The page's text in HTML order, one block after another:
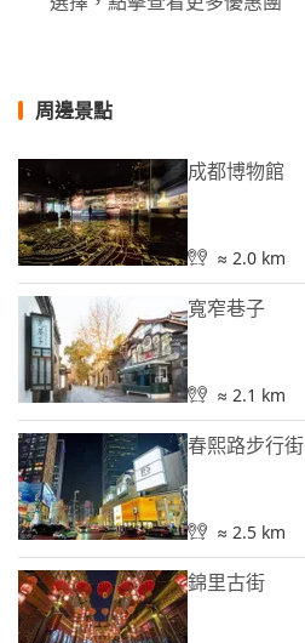
周邊景點
成都博物館
≈ 2.0 km
寬窄巷子
≈ 2.1 km
春熙路步行街
≈ 2.5 km
錦里古街